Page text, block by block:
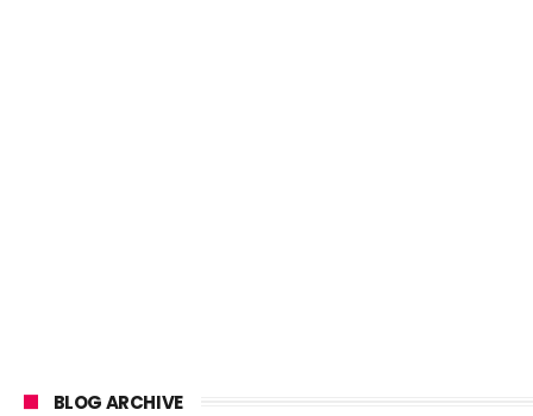
BLOG ARCHIVE